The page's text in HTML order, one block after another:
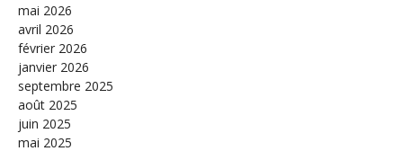
mai 2026
avril 2026
février 2026
janvier 2026
septembre 2025
août 2025
juin 2025
mai 2025